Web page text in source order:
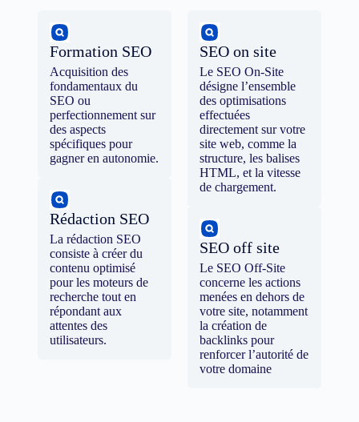
Formation SEO
Acquisition des
fondamentaux du
SEO ou
perfectionnement sur
des aspects
spécifiques pour
gagner en autonomie.
Rédaction SEO
La rédaction SEO
consiste à créer du
contenu optimisé
pour les moteurs de
recherche tout en
répondant aux
attentes des
utilisateurs.
SEO on site
Le SEO On-Site
désigne l’ensemble
des optimisations
effectuées
directement sur votre
site web, comme la
structure, les balises
HTML, et la vitesse
de chargement.
SEO off site
Le SEO Off-Site
concerne les actions
menées en dehors de
votre site, notamment
la création de
backlinks pour
renforcer l’autorité de
votre domaine